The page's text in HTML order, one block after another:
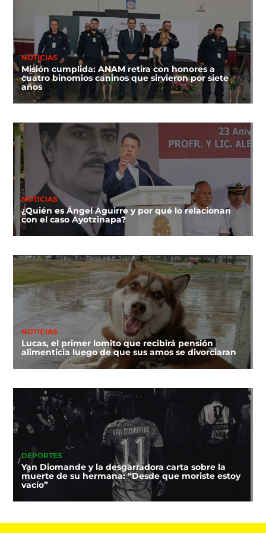
NOTICIAS
Misión cumplida: ANAM retira con honores a
cuatro binomios caninos que sirvieron por siete
años
NOTICIAS
¿Quién es Ángel Aguirre y por qué lo relacionan
con el caso Ayotzinapa?
NOTICIAS
Lucas, el primer lomito que recibirá pensión
alimenticia luego de que sus amos se divorciaran
DEPORTES
Yan Diomande y la desgarradora carta sobre la
muerte de su hermana: “Desde que moriste estoy
vacío”